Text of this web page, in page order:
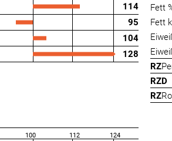
114
95
104
128
100 112 124
Fett
Fett
RZ
RZD
RZ